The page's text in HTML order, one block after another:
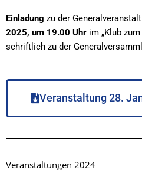
Einladung zu der
2025, um 19.00 Uhr im „Klub
schriftlich zu der
Veranstaltung 28.
Veranstaltungen 2024